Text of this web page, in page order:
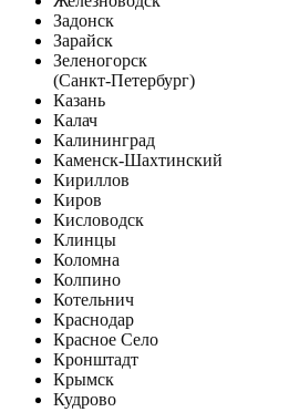
Задонск
Зарайск
Зеленогорск
(Санкт-Петербург)
Казань
Калач
Калининград
Каменск-Шахтинский
Кириллов
Киров
Кисловодск
Клинцы
Коломна
Колпино
Котельнич
Краснодар
Красное Село
Кронштадт
Крымск
Кудрово